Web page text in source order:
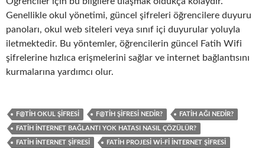
Genellikle okul yönetimi, güncel şifreleri öğrencilere duyuru
panoları, okul web siteleri veya sınıf içi duyurular yoluyla
iletmektedir. Bu yöntemler, öğrencilerin güncel Fatih Wifi
şifrelerine hızlıca erişmelerini sağlar ve internet bağlantısını
kurmalarına yardımcı olur.
F@TIH OKUL ŞIFRESI F@TIH ŞIFRESI NEDIR? FATIH AĞI NEDIR?
FATIH İNTERNET BAĞLANTI YOK HATASI NASIL ÇÖZÜLÜR?
FATIH İNTERNET ŞIFRESI FATIH PROJESI WI-FI İNTERNET ŞIFRESI